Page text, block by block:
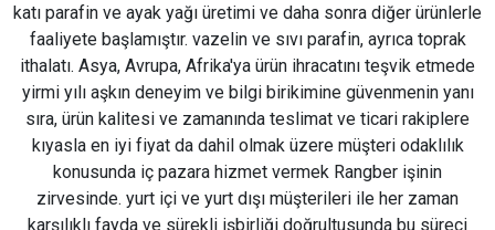
katı parafin ve ayak yağı üretimi ve daha sonra diğer ürünlerle
faaliyete başlamıştır. vazelin ve sıvı parafin, ayrıca toprak
ithalatı. Asya, Avrupa, Afrika'ya ürün ihracatını teşvik etmede
yirmi yılı aşkın deneyim ve bilgi birikimine güvenmenin yanı
sıra, ürün kalitesi ve zamanında teslimat ve ticari rakiplere
kıyasla en iyi fiyat da dahil olmak üzere müşteri odaklılık
konusunda iç pazara hizmet vermek Rangber işinin
zirvesinde. yurt içi ve yurt dışı müşterileri ile her zaman
karşılıklı fayda ve sürekli işbirliği doğrultusunda bu süreci